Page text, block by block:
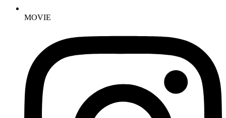
MOVIE